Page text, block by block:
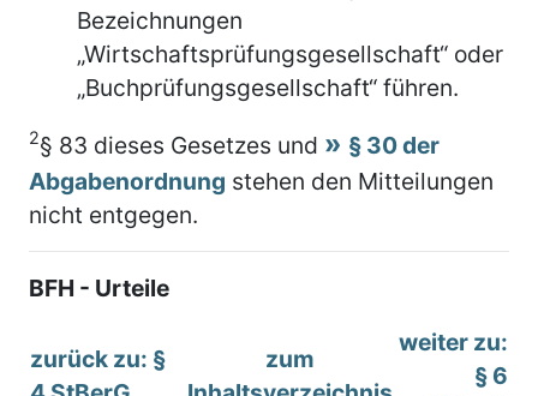
Bezeichnungen
„Wirtschaftsprüfungsgesellschaft“ oder
„Buchprüfungsgesellschaft“ führen.
2§ 83 dieses Gesetzes und
§ 30 der
Abgabenordnung stehen den Mitteilungen
nicht entgegen.
BFH - Urteile
zurück zu: §
zum
weiter zu:
§ 6